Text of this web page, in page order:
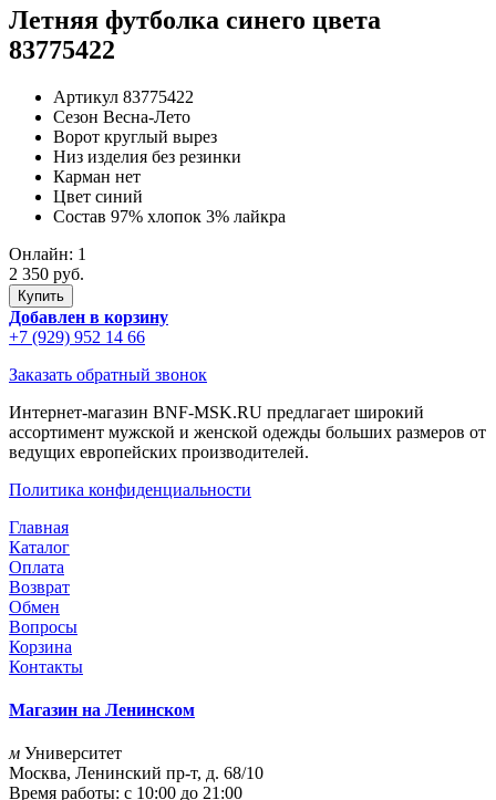
Летняя футболка синего цвета
83775422
Артикул 83775422
Сезон Весна-Лето
Ворот круглый вырез
Низ изделия без резинки
Карман нет
Цвет синий
Состав 97% хлопок 3% лайкра
Онлайн: 1
2 350 руб.
Добавлен в корзину
+7 (929) 952 14 66
Заказать обратный звонок
Интернет-магазин BNF-MSK.RU предлагает широкий
ассортимент мужской и женской одежды больших размеров от
ведущих европейских производителей.
Политика конфиденциальности
Главная
Каталог
Оплата
Возврат
Обмен
Вопросы
Корзина
Контакты
Магазин на Ленинском
м Университет
Москва, Ленинский пр-т, д. 68/10
Время работы: с 10:00 до 21:00